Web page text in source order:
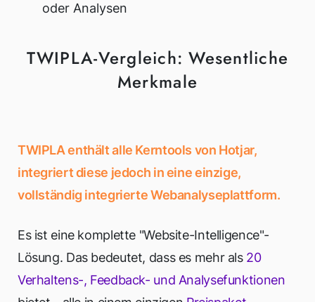
oder Analysen
TWIPLA-Vergleich: Wesentliche
Merkmale
TWIPLA enthält alle Kerntools von Hotjar,
integriert diese jedoch in eine einzige,
vollständig integrierte Webanalyseplattform.
Es ist eine komplette "Website-Intelligence"-
Lösung. Das bedeutet, dass es mehr als 20
Verhaltens-, Feedback- und Analysefunktionen